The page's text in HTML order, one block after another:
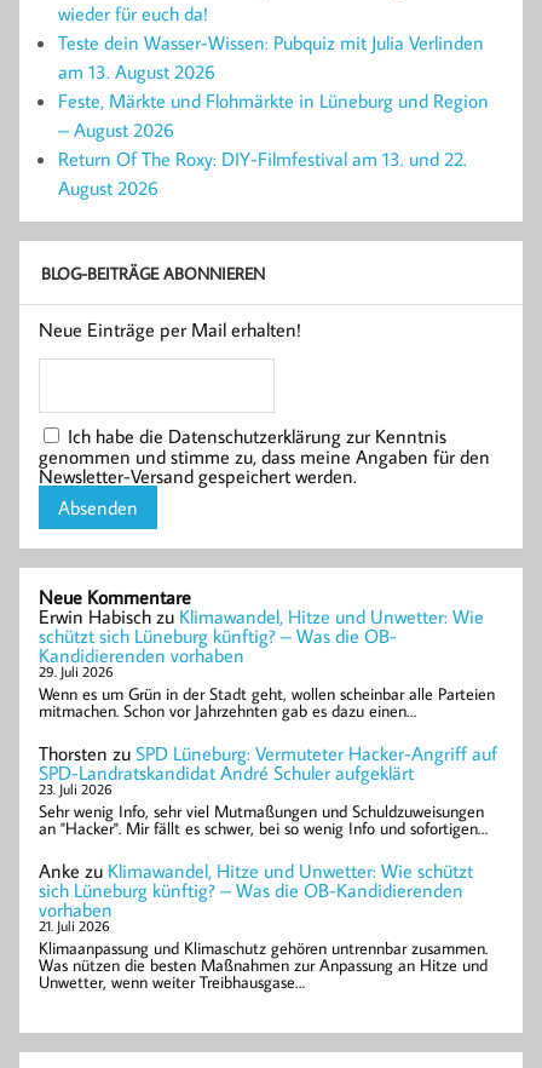
wieder für euch da!
Teste dein Wasser-Wissen: Pubquiz mit Julia Verlinden
am 13. August 2026
Feste, Märkte und Flohmärkte in Lüneburg und Region
– August 2026
Return Of The Roxy: DIY-Filmfestival am 13. und 22.
August 2026
BLOG-BEITRÄGE ABONNIEREN
Neue Einträge per Mail erhalten!
Ich habe die Datenschutzerklärung zur Kenntnis
genommen und stimme zu, dass meine Angaben für den
Newsletter-Versand gespeichert werden.
Neue Kommentare
Erwin Habisch zu Klimawandel, Hitze und Unwetter: Wie
schützt sich Lüneburg künftig? – Was die OB-
Kandidierenden vorhaben
29. Juli 2026
Wenn es um Grün in der Stadt geht, wollen scheinbar alle Parteien
mitmachen. Schon vor Jahrzehnten gab es dazu einen…
Thorsten zu SPD Lüneburg: Vermuteter Hacker-Angriff auf
SPD-Landratskandidat André Schuler aufgeklärt
23. Juli 2026
Sehr wenig Info, sehr viel Mutmaßungen und Schuldzuweisungen
an "Hacker". Mir fällt es schwer, bei so wenig Info und sofortigen…
Anke zu Klimawandel, Hitze und Unwetter: Wie schützt
sich Lüneburg künftig? – Was die OB-Kandidierenden
vorhaben
21. Juli 2026
Klimaanpassung und Klimaschutz gehören untrennbar zusammen.
Was nützen die besten Maßnahmen zur Anpassung an Hitze und
Unwetter, wenn weiter Treibhausgase…